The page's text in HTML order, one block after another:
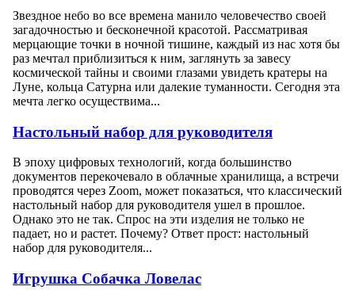
Звездное небо во все времена манило человечество своей
загадочностью и бесконечной красотой. Рассматривая
мерцающие точки в ночной тишине, каждый из нас хотя бы
раз мечтал приблизиться к ним, заглянуть за завесу
космической тайны и своими глазами увидеть кратеры на
Луне, кольца Сатурна или далекие туманности. Сегодня эта
мечта легко осуществима...
Настольный набор для руководителя
В эпоху цифровых технологий, когда большинство
документов перекочевало в облачные хранилища, а встречи
проводятся через Zoom, может показаться, что классический
настольный набор для руководителя ушел в прошлое.
Однако это не так. Спрос на эти изделия не только не
падает, но и растет. Почему? Ответ прост: настольный
набор для руководителя...
Игрушка Собачка Ловелас